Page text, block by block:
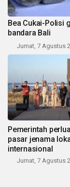
Bea Cukai-Polisi
bandara Bali
Jumat, 7 Agustus
Pemerintah
pasar jenama
internasional
Jumat, 7 Agustus